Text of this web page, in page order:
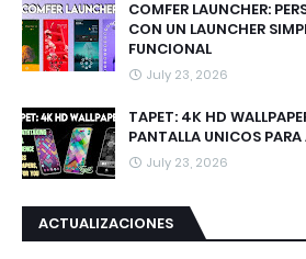
COMFER LAUNCHER:
CON UN LAUNCHER
FUNCIONAL
July 23, 2026
TAPET: 4K HD
PANTALLA UNICOS
July 23, 2026
ACTUALIZACIONES